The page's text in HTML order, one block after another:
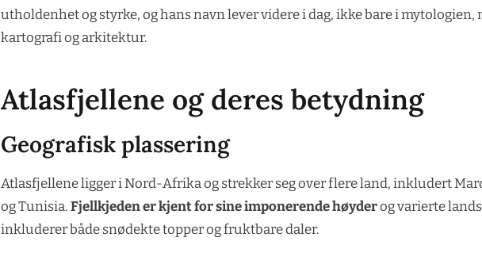
utholdenhet og styrke, og hans navn lever videre i dag, ikke bare i mytologien,
kartografi og arkitektur.
Atlasfjellene og deres betydning
Geografisk plassering
Atlasfjellene ligger i Nord-Afrika og strekker seg over flere land, inkludert
og Tunisia. Fjellkjeden er kjent for sine imponerende høyderog varierte
inkluderer både snødekte topper og fruktbare daler.